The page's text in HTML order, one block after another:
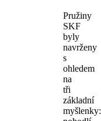
Pružiny
SKF
byly
navrženy
s
ohledem
na
tři
základní
myšlenky: